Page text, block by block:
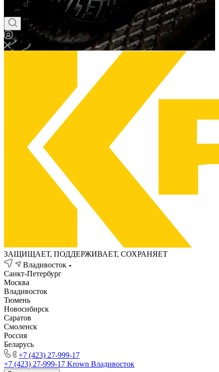
ЗАЩИЩАЕТ, ПОДДЕРЖИВАЕТ, СОХРАНЯЕТ
Владивосток
Санкт-Петербург
Москва
Владивосток
Тюмень
Новосибирск
Саратов
Смоленск
Россия
Беларусь
+7 (423) 27-999-17
+7 (423) 27-999-17 Krown Владивосток